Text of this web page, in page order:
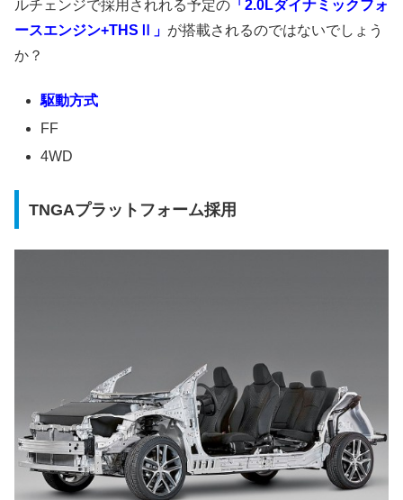
ルチェンジで採用されれる予定の 「2.0Lダイナミックフォ
ースエンジン+THSⅡ」 が搭載されるのではないでしょう
か？
駆動方式
FF
4WD
TNGAプラットフォーム採用